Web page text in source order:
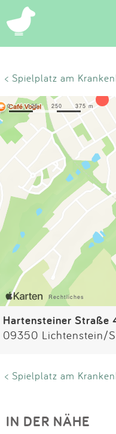
< Spielplatz am
Hartensteiner Straße
09350 Lichtenstein/
< Spielplatz am
IN DER NÄHE